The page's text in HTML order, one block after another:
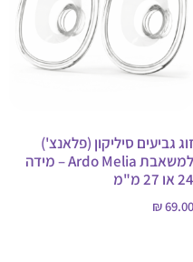
זוג גביעים סיליקון (פלאנצ')
למשאבת Ardo Melia – מידה
24 או 27 מ"מ
₪69.00